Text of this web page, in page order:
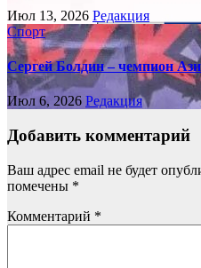
Июл 13, 2026 Редакция
Спорт
Сергей Болдин – чемпион
Июл 6, 2026 Редакция
Добавить комментарий
Ваш адрес email не будет
помечены *
Комментарий *